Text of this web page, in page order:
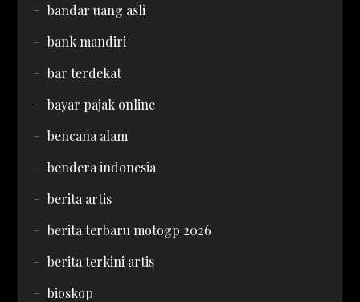
bandar uang asli
bank mandiri
bar terdekat
bayar pajak online
bencana alam
bendera indonesia
berita artis
berita terbaru motogp 2026
berita terkini artis
bioskop